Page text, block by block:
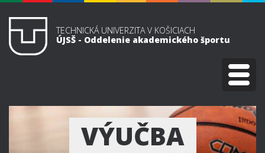
TECHNICKÁ UNIVERZITA V KOŠICIACH
ÚJSŠ - Oddelenie akademického športu
VÝUČBA